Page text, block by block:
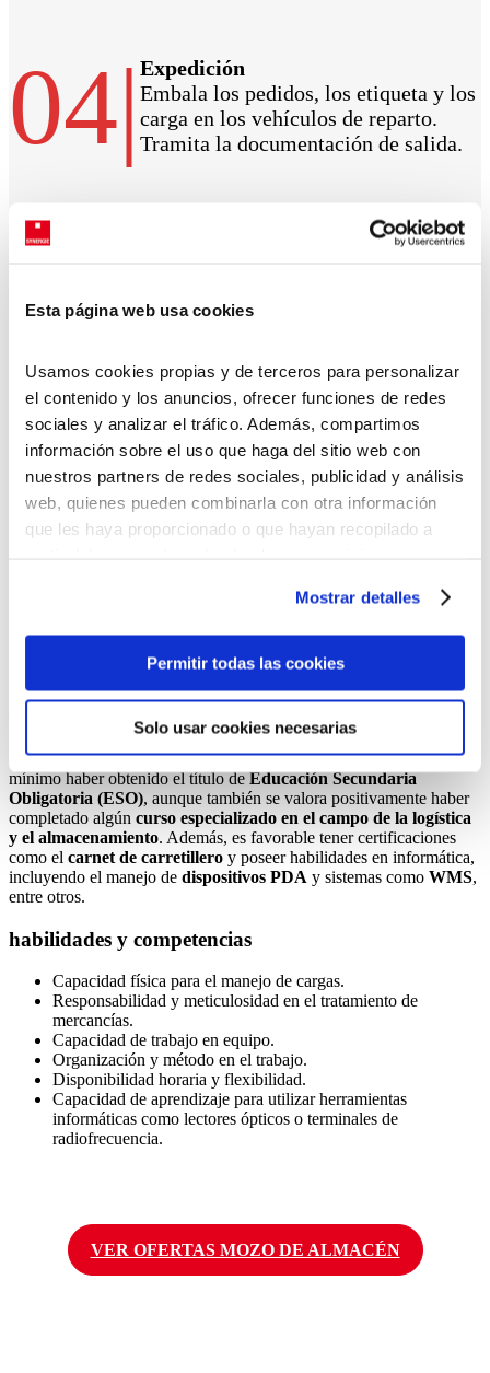
Esta página web usa cookies
Usamos cookies propias y de terceros para personalizar
el contenido y los anuncios, ofrecer funciones de redes
sociales y analizar el tráfico. Además, compartimos
información sobre el uso que haga del sitio web con
nuestros partners de redes sociales, publicidad y análisis
web, quienes pueden combinarla con otra información
que les haya proporcionado o que hayan recopilado a
“Permitir todas las cookies”, rechazarlas todas salvo las
estrictamente técnicas pulsando el botón “Solo usar
cookies necesarias” o seleccionar aquellas para las que
presta su consentimiento pulsando el botón “Permitir
Consulta nuestraPolítica de Cookies
momento en el botón que aparece en la esquina
izquierda de la página.
Mostrar detalles
Permitir todas las cookies
Solo usar cookies necesarias
04| Expedición
Embala los pedidos, los etiqueta y los
carga en los vehículos de reparto.
Tramita la documentación de salida.
¿quéhabilidadestiene un mozo
calificaciones educativas
Para trabajar comomozo de almacén, se suele requerir como
mínimo haber obtenido el título deEducación Secundaria
Obligatoria (ESO), aunque también se valora positivamente haber
completado algún curso especializado en el campo de la logística
y el almacenamiento. Además, es favorable tener certificaciones
como el carnet de carretillero y poseer habilidades en informática,
incluyendo el manejo de dispositivos PDA y sistemas como WMS,
entre otros.
habilidades y competencias
Capacidad física para el manejo de cargas.
Responsabilidad y meticulosidad en el tratamiento de
mercancías.
Capacidad de trabajo en equipo.
Organización y método en el trabajo.
Disponibilidad horaria y flexibilidad.
Capacidad de aprendizaje para utilizar herramientas
informáticas como lectores ópticos o terminales de
radiofrecuencia.
VER OFERTAS MOZO DE ALMACÉN